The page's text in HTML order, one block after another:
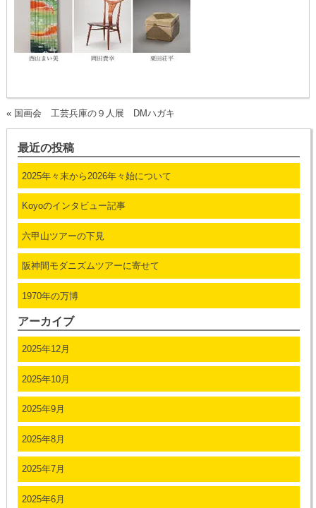
« 国画会 工芸兵庫の９人展 DMハガキ
最近の投稿
2025年々末から2026年々始について
Koyoのインタビュー記事
六甲山ツアーの下見
阪神間モダニズムツアーに寄せて
1970年の万博
アーカイブ
2025年12月
2025年10月
2025年9月
2025年8月
2025年7月
2025年6月